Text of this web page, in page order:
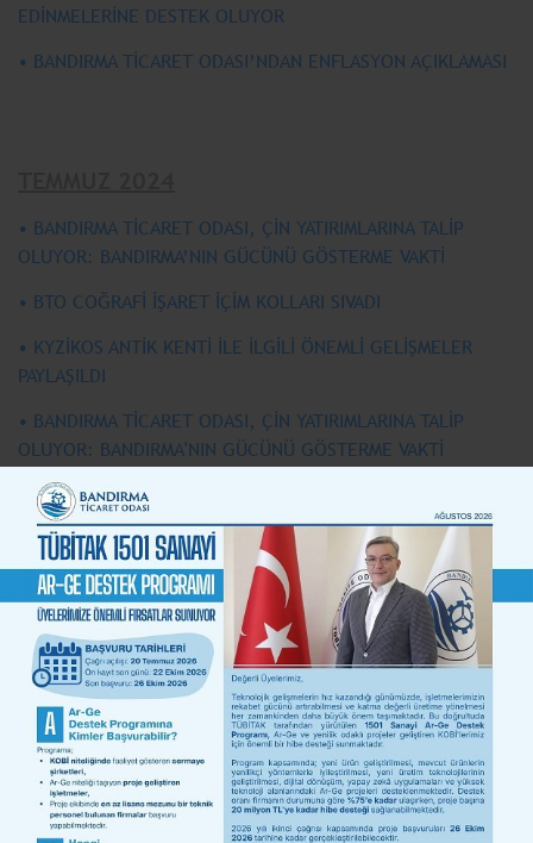
EDİNMELERİNE DESTEK OLUYOR
• BANDIRMA TİCARET ODASI’NDAN ENFLASYON AÇIKLAMASI
• BANDIRMA TİCARET ODASI, ÇİN YATIRIMLARINA TALİP
OLUYOR: BANDIRMA’NIN GÜCÜNÜ GÖSTERME VAKTİ
• BTO COĞRAFİ İŞARET İÇİM KOLLARI SIVADI
• KYZİKOS ANTİK KENTİ İLE İLGİLİ ÖNEMLİ GELİŞMELER
PAYLAŞILDI
• BANDIRMA TİCARET ODASI, ÇİN YATIRIMLARINA TALİP
OLUYOR: BANDIRMA'NIN GÜCÜNÜ GÖSTERME VAKTİ
• BANDIRMA TİCARET ODASI VE GMKA’DAN SERBEST BÖLGE
ATAĞI
• BANDIRMA TİCARET ODASI, ÇİN YATIRIMLARINA TALİP
OLUYOR: BANDIRMA’NIN GÜCÜNÜ GÖSTERME VAKTİ
• “KAPIDAĞ YARIMADASI VE ERDEK’İ YAŞAM MERKEZİ
HALİNE GETİRECEK ÇALIŞMALARA BAŞLADIK”
• KYZİKOS ANTİK KENTİ’NDE 2024 KAZI ÇALIŞMALARI
BAŞLADI
• BANDIRMA TİCARET ODASI, ÇİN YATIRIMLARINA TALİP
OLUYOR: BANDIRMA'NIN GÜCÜNÜ GÖSTERME VAKTİ